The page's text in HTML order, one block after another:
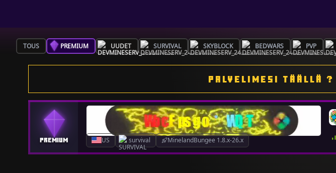
TOUS PREMIUM UUDET SURVIVAL SKYBLOCK BEDWARS PVP
PALVELIMESI TÄÄLLÄ ?
US survival MinelandBungee 1.8.x-26.x